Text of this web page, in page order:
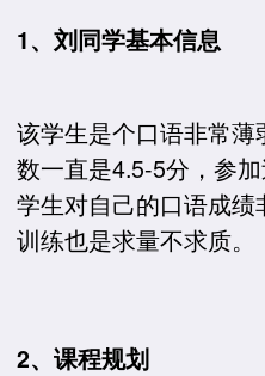
1、刘同学基本信息
该学生是个口语非常
数一直是4.5-5分，参
学生对自己的口语成
训练也是求量不求质。
2、课程规划